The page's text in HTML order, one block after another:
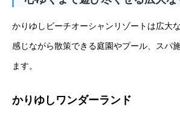
かりゆしビーチオーシャンリゾートは広大
感じながら散策できる庭園やプール、スパ
ます。
かりゆしワンダーランド